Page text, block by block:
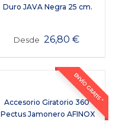
Duro JAVA Negra 25 cm.
Desde 26,80€
ENVÍO GRATIS *
Accesorio Giratorio 360º
Pectus Jamonero AFINOX